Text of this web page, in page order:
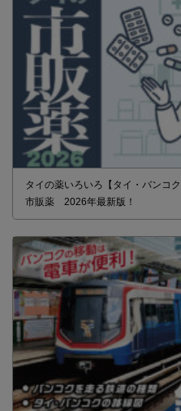
タイの薬いろいろ【タイ・バンコ
市販薬 2026年最新版！